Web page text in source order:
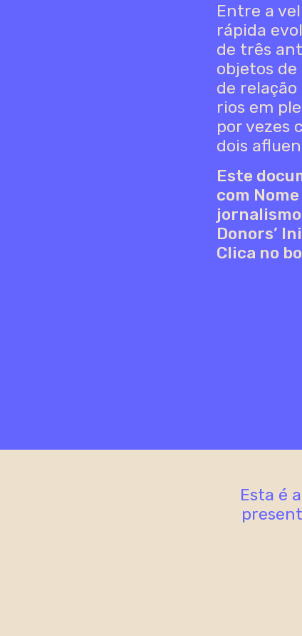
Entre a
rápida
de três
objetos
de
rios em
por vezes
dois
Este
com
jornalismo
Donors’
Clica no
Esta é